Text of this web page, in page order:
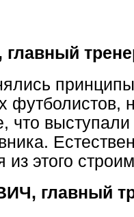
футболистов,
что
из этого
главный